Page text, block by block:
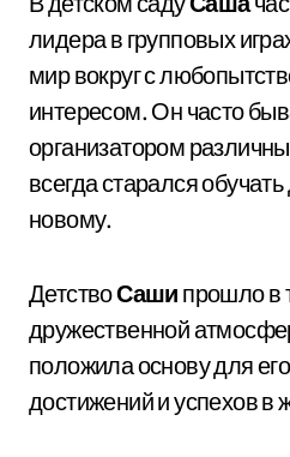
лидера в групповых
мир вокруг с
интересом. Он часто
организатором
всегда старался
новому.
ДетствоСаши прошло в
дружественной
положила основу для
достижений и успехов в